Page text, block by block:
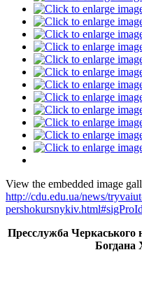
View the embedded image
http://cdu.edu.ua/news/
Пресслужба Черкаського
Богдана